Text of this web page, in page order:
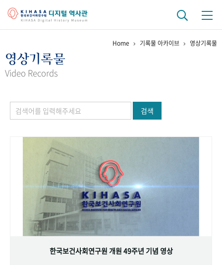
걸어온 길 기관 변천사
정책과 연구 키워드로 보는 연구 역사
연구자들
기록물 아카이브
사진 아카이브 문서 기록물 행정박물 영상 기록물
주년 기념
성과 50선 숫자로 보는 50년
Home 기록물 아카이브 영상기록물
영상기록물
Video Records
검색
한국보건사회연구원 개원 49주년 기념 영상